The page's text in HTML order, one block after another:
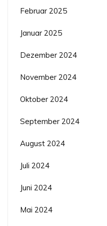
Februar 2025
Januar 2025
Dezember 2024
November 2024
Oktober 2024
September 2024
August 2024
Juli 2024
Juni 2024
Mai 2024